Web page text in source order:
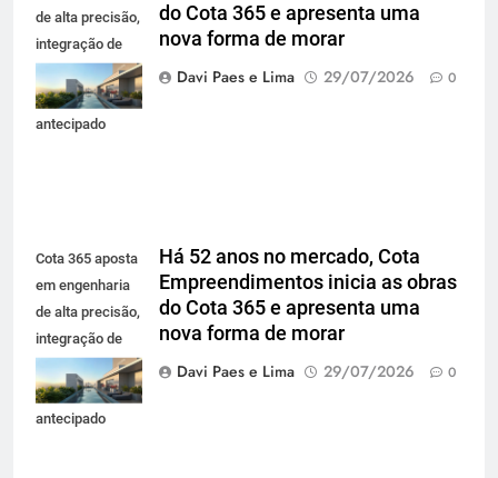
de alta precisão,
integração de
projetos e
planejamento
antecipado
do Cota 365 e apresenta uma
nova forma de morar
Davi Paes e Lima
29/07/2026 0
Cota 365 aposta
em engenharia
de alta precisão,
integração de
projetos e
planejamento
antecipado
Há 52 anos no mercado, Cota
Empreendimentos inicia as obras
do Cota 365 e apresenta uma
nova forma de morar
Davi Paes e Lima
29/07/2026 0